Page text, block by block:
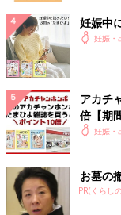
妊娠中
妊娠・
アカチ
倍【期
妊娠・
お墓の
PR(くらし